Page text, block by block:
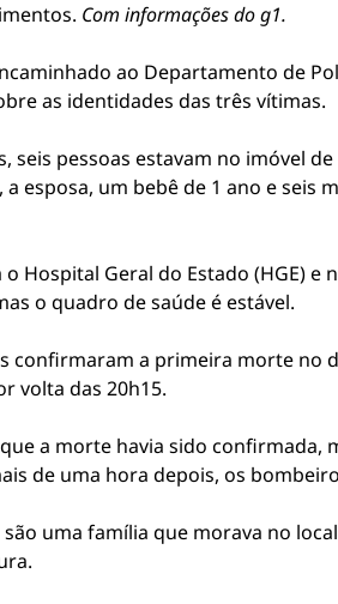
Com informações do g1.
ao Departamento de
as identidades das três vítimas.
seis pessoas estavam no imóvel
esposa, um bebê de 1 ano e
Hospital Geral do Estado (HGE)
o quadro de saúde é estável.
confirmaram a primeira morte no
volta das 20h15.
a morte havia sido confirmada,
de uma hora depois, os
uma família que morava no